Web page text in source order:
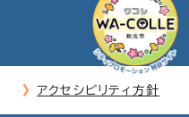
アクセシビリティ方針